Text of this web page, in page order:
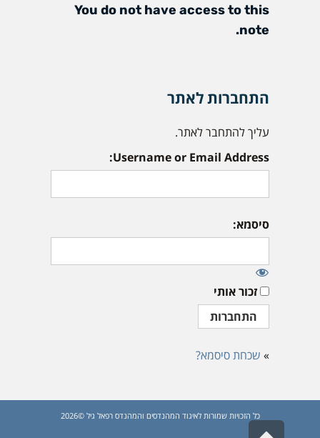
You do not have access to this
note.
התחברות לאתר
עליך להתחבר לאתר.
Username or Email Address:
סיסמא:
זכור אותי
» שכחת סיסמא?
כל הזכויות שמורות לאיגוד המהנדסים והמהנדס רפאל גיל ©2026